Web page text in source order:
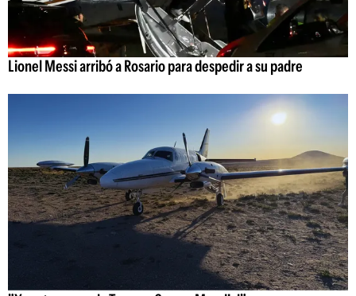
Lionel Messi arribó a Rosario para despedir a su padre